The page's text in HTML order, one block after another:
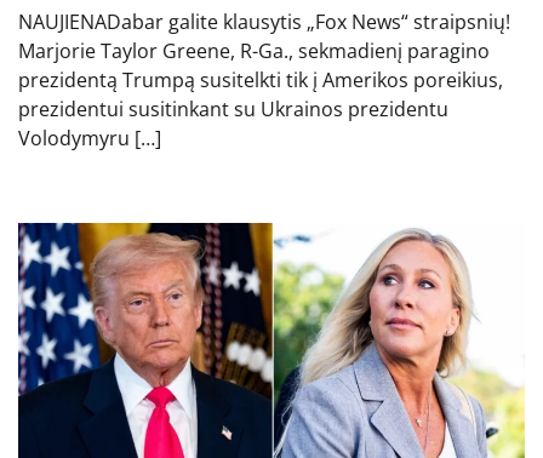
NAUJIENADabar galite klausytis „Fox News“ straipsnių!
Marjorie Taylor Greene, R-Ga., sekmadienį paragino
prezidentą Trumpą susitelkti tik į Amerikos poreikius,
prezidentui susitinkant su Ukrainos prezidentu
Volodymyru […]